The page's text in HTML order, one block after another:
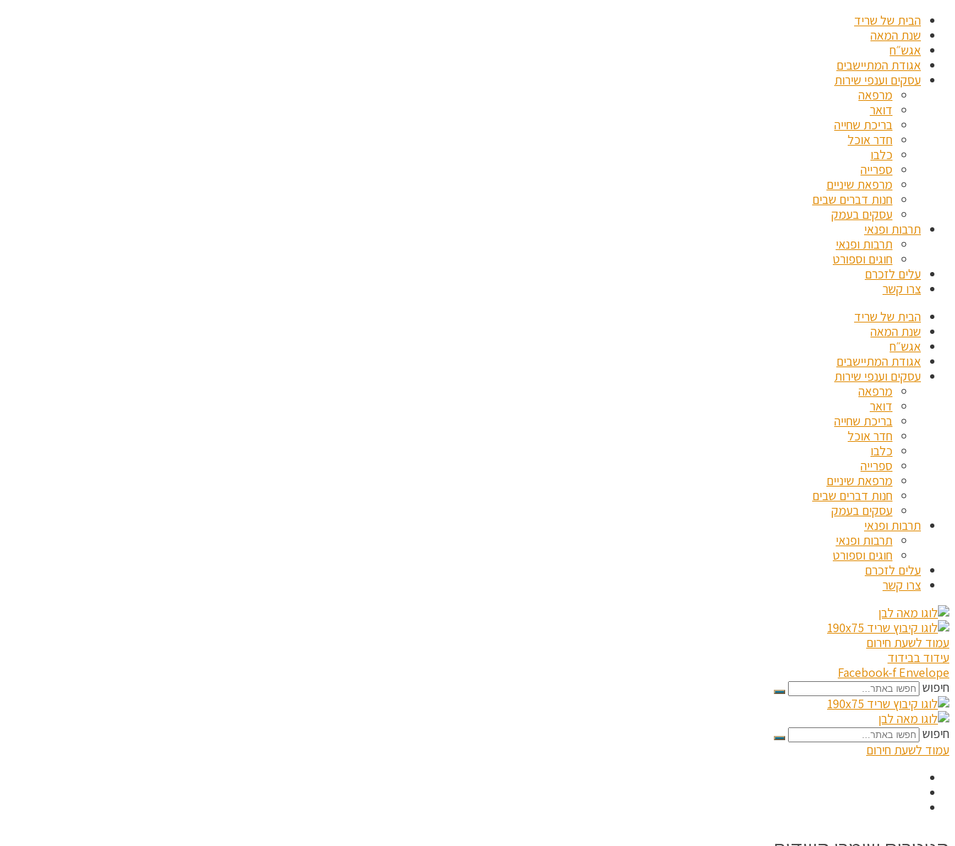
הבית של שריד
שנת המאה
אגש״ח
אגודת המתיישבים
עסקים וענפי שירות
מרפאה
דואר
בריכת שחייה
חדר אוכל
כלבו
ספרייה
מרפאת שיניים
חנות דברים שבים
עסקים בעמק
תרבות ופנאי
תרבות ופנאי
חוגים וספורט
עלים לזכרם
צרו קשר
הבית של שריד
שנת המאה
אגש״ח
אגודת המתיישבים
עסקים וענפי שירות
מרפאה
דואר
בריכת שחייה
חדר אוכל
כלבו
ספרייה
מרפאת שיניים
חנות דברים שבים
עסקים בעמק
תרבות ופנאי
תרבות ופנאי
חוגים וספורט
עלים לזכרם
צרו קשר
עמוד לשעת חירום
עידוד בבידוד
Facebook-f Envelope
חיפוש
חיפוש
עמוד לשעת חירום